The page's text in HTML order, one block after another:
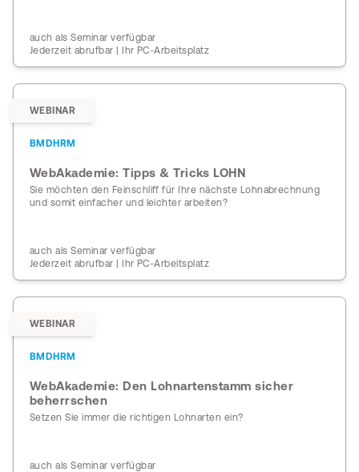
auch als Seminar verfügbar
Jederzeit abrufbar | Ihr PC-Arbeitsplatz
WEBINAR
BMDHRM
WebAkademie: Tipps & Tricks LOHN
Sie möchten den Feinschliff für Ihre nächste Lohnabrechnung
und somit einfacher und leichter arbeiten?
auch als Seminar verfügbar
Jederzeit abrufbar | Ihr PC-Arbeitsplatz
WEBINAR
BMDHRM
WebAkademie: Den Lohnartenstamm sicher
beherrschen
Setzen Sie immer die richtigen Lohnarten ein?
auch als Seminar verfügbar